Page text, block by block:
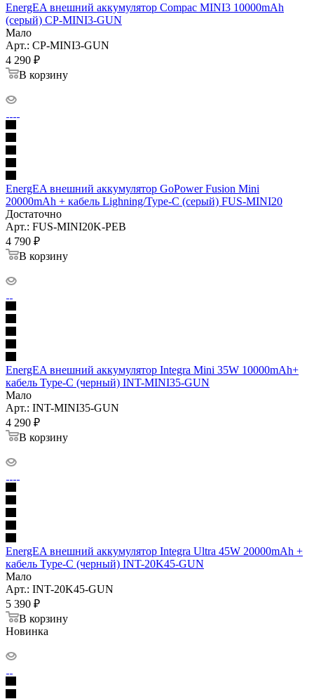
EnergEA внешний аккумулятор Compac MINI3 10000mAh
(серый) CP-MINI3-GUN
Мало
Арт.: CP-MINI3-GUN
4 290 ₽
В корзину
EnergEA внешний аккумулятор GoPower Fusion Mini
20000mAh + кабель Lighning/Type-C (серый) FUS-MINI20
Достаточно
Арт.: FUS-MINI20K-PEB
4 790 ₽
В корзину
EnergEA внешний аккумулятор Integra Mini 35W 10000mAh+
кабель Type-C (черный) INT-MINI35-GUN
Мало
Арт.: INT-MINI35-GUN
4 290 ₽
В корзину
EnergEA внешний аккумулятор Integra Ultra 45W 20000mAh +
кабель Type-C (черный) INT-20K45-GUN
Мало
Арт.: INT-20K45-GUN
5 390 ₽
В корзину
Новинка